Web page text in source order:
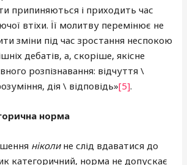
припиняються і приходить час
втіхи. Її молитву перемінює не
зміни під час зростання неспокою
дебатів, а, скоріше, якісне
розпізнавання: відчуття \
дія \ відповідь»[5].
норма
ніколине слід вдаватися до
категоричний, норма не допускає